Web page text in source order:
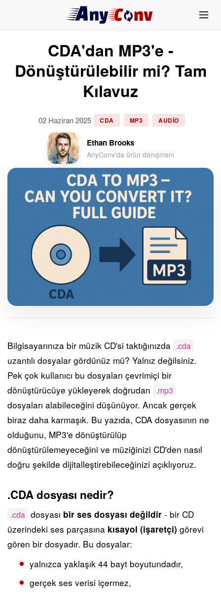
CDA'dan MP3'e -
Dönüştürülebilir mi? Tam
Kılavuz
02 Haziran 2025 CDA MP3 AUDIO
Ethan Brooks
AnyConv'da ürün danışmanı
Bilgisayarınıza bir müzik CD'si taktığınızda .cda
uzantılı dosyalar gördünüz mü? Yalnız değilsiniz.
Pek çok kullanıcı bu dosyaları çevrimiçi bir
dönüştürücüye yükleyerek doğrudan .mp3
dosyaları alabileceğini düşünüyor. Ancak gerçek
biraz daha karmaşık. Bu yazıda, CDA dosyasının ne
olduğunu, MP3'e dönüştürülüp
dönüştürülemeyeceğini ve müziğinizi CD'den nasıl
doğru şekilde dijitalleştirebileceğinizi açıklıyoruz.
.CDA dosyası nedir?
.cda dosyası bir ses dosyası değildir - bir CD
üzerindeki ses parçasına kısayol (işaretçi) görevi
gören bir dosyadır. Bu dosyalar:
yalnızca yaklaşık 44 bayt boyutundadır,
gerçek ses verisi içermez,